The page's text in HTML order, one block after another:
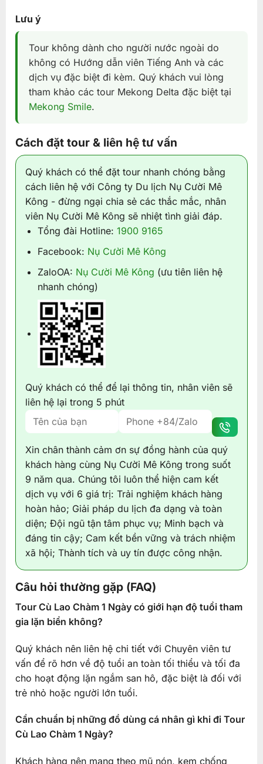
Lưu ý
Tour không dành cho người nước ngoài do
không có Hướng dẫn viên Tiếng Anh và các
dịch vụ đặc biệt đi kèm. Quý khách vui lòng
tham khảo các tour Mekong Delta đặc biệt tại
Mekong Smile.
Cách đặt tour & liên hệ tư vấn
Quý khách có thể đặt tour nhanh chóng bằng
cách liên hệ với Công ty Du lịch Nụ Cười Mê
Kông - đừng ngại chia sẻ các thắc mắc, nhân
viên Nụ Cười Mê Kông sẽ nhiệt tình giải đáp.
Tổng đài Hotline: 1900 9165
Facebook: Nụ Cười Mê Kông
ZaloOA: Nụ Cười Mê Kông (ưu tiên liên hệ
nhanh chóng)
Quý khách có thể để lại thông tin, nhân viên sẽ
liên hệ lại trong 5 phút
Xin chân thành cảm ơn sự đồng hành của quý
khách hàng cùng Nụ Cười Mê Kông trong suốt
9 năm qua. Chúng tôi luôn thể hiện cam kết
dịch vụ với 6 giá trị: Trải nghiệm khách hàng
hoàn hảo; Giải pháp du lịch đa dạng và toàn
diện; Đội ngũ tận tâm phục vụ; Minh bạch và
đáng tin cậy; Cam kết bền vững và trách nhiệm
xã hội; Thành tích và uy tín được công nhận.
Câu hỏi thường gặp (FAQ)
Tour Cù Lao Chàm 1 Ngày có giới hạn độ tuổi tham
gia lặn biển không?
Quý khách nên liên hệ chi tiết với Chuyên viên tư
vấn để rõ hơn về độ tuổi an toàn tối thiểu và tối đa
cho hoạt động lặn ngắm san hô, đặc biệt là đối với
trẻ nhỏ hoặc người lớn tuổi.
Cần chuẩn bị những đồ dùng cá nhân gì khi đi Tour
Cù Lao Chàm 1 Ngày?
Khách hàng nên mang theo mũ nón, kem chống